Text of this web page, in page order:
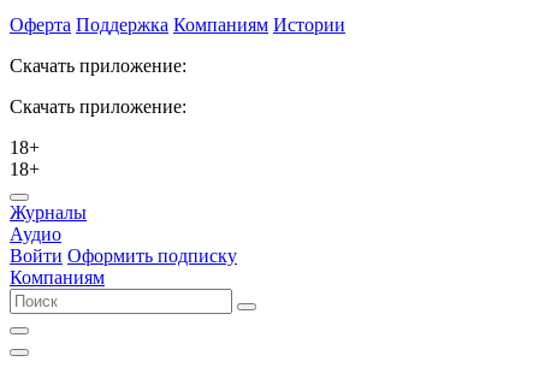
Оферта Поддержка Компаниям Истории
Скачать приложение:
Скачать приложение:
18+
18+
Журналы
Аудио
Войти Оформить подписку
Компаниям